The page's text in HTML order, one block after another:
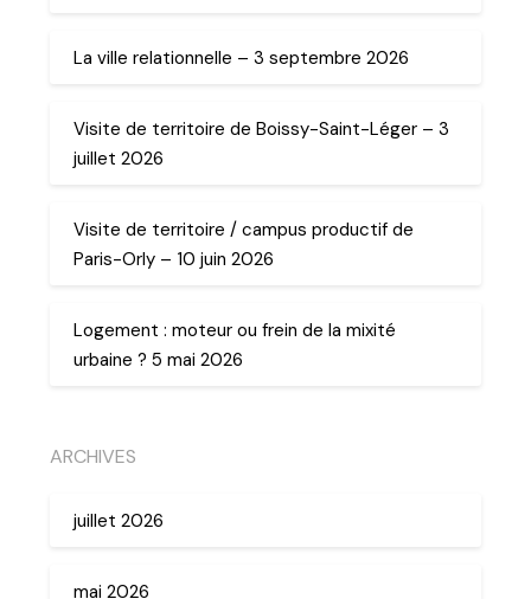
La ville relationnelle – 3 septembre 2026
Visite de territoire de Boissy-Saint-Léger – 3
juillet 2026
Visite de territoire / campus productif de
Paris-Orly – 10 juin 2026
Logement : moteur ou frein de la mixité
urbaine ? 5 mai 2026
ARCHIVES
juillet 2026
mai 2026